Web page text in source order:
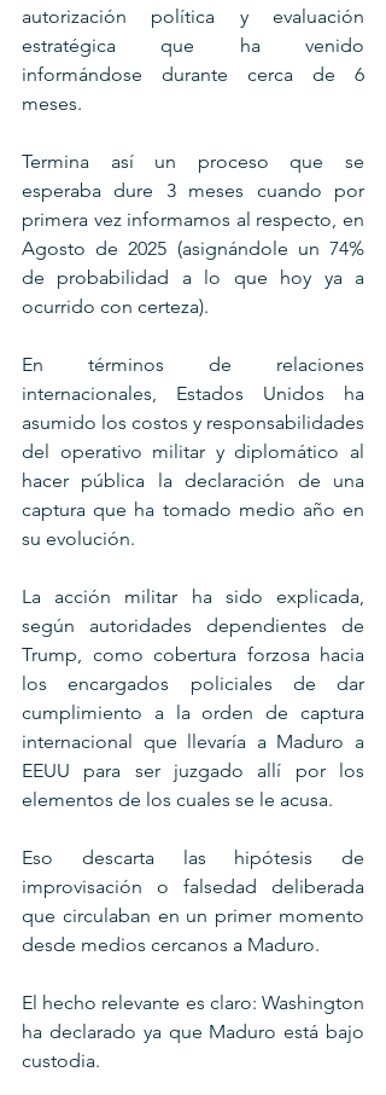
autorización política y evaluación
estratégica que ha venido
informándose durante cerca de 6
meses.
Termina así un proceso que se
esperaba dure 3 meses cuando por
primera vez informamos al respecto, en
Agosto de 2025 (asignándole un 74%
de probabilidad a lo que hoy ya a
ocurrido con certeza).
En términos de relaciones
internacionales, Estados Unidos ha
asumido los costos y responsabilidades
del operativo militar y diplomático al
hacer pública la declaración de una
captura que ha tomado medio año en
su evolución.
La acción militar ha sido explicada,
según autoridades dependientes de
Trump, como cobertura forzosa hacia
los encargados policiales de dar
cumplimiento a la orden de captura
internacional que llevaría a Maduro a
EEUU para ser juzgado allí por los
elementos de los cuales se le acusa.
Eso descarta las hipótesis de
improvisación o falsedad deliberada
que circulaban en un primer momento
desde medios cercanos a Maduro.
El hecho relevante es claro: Washington
ha declarado ya que Maduro está bajo
custodia.